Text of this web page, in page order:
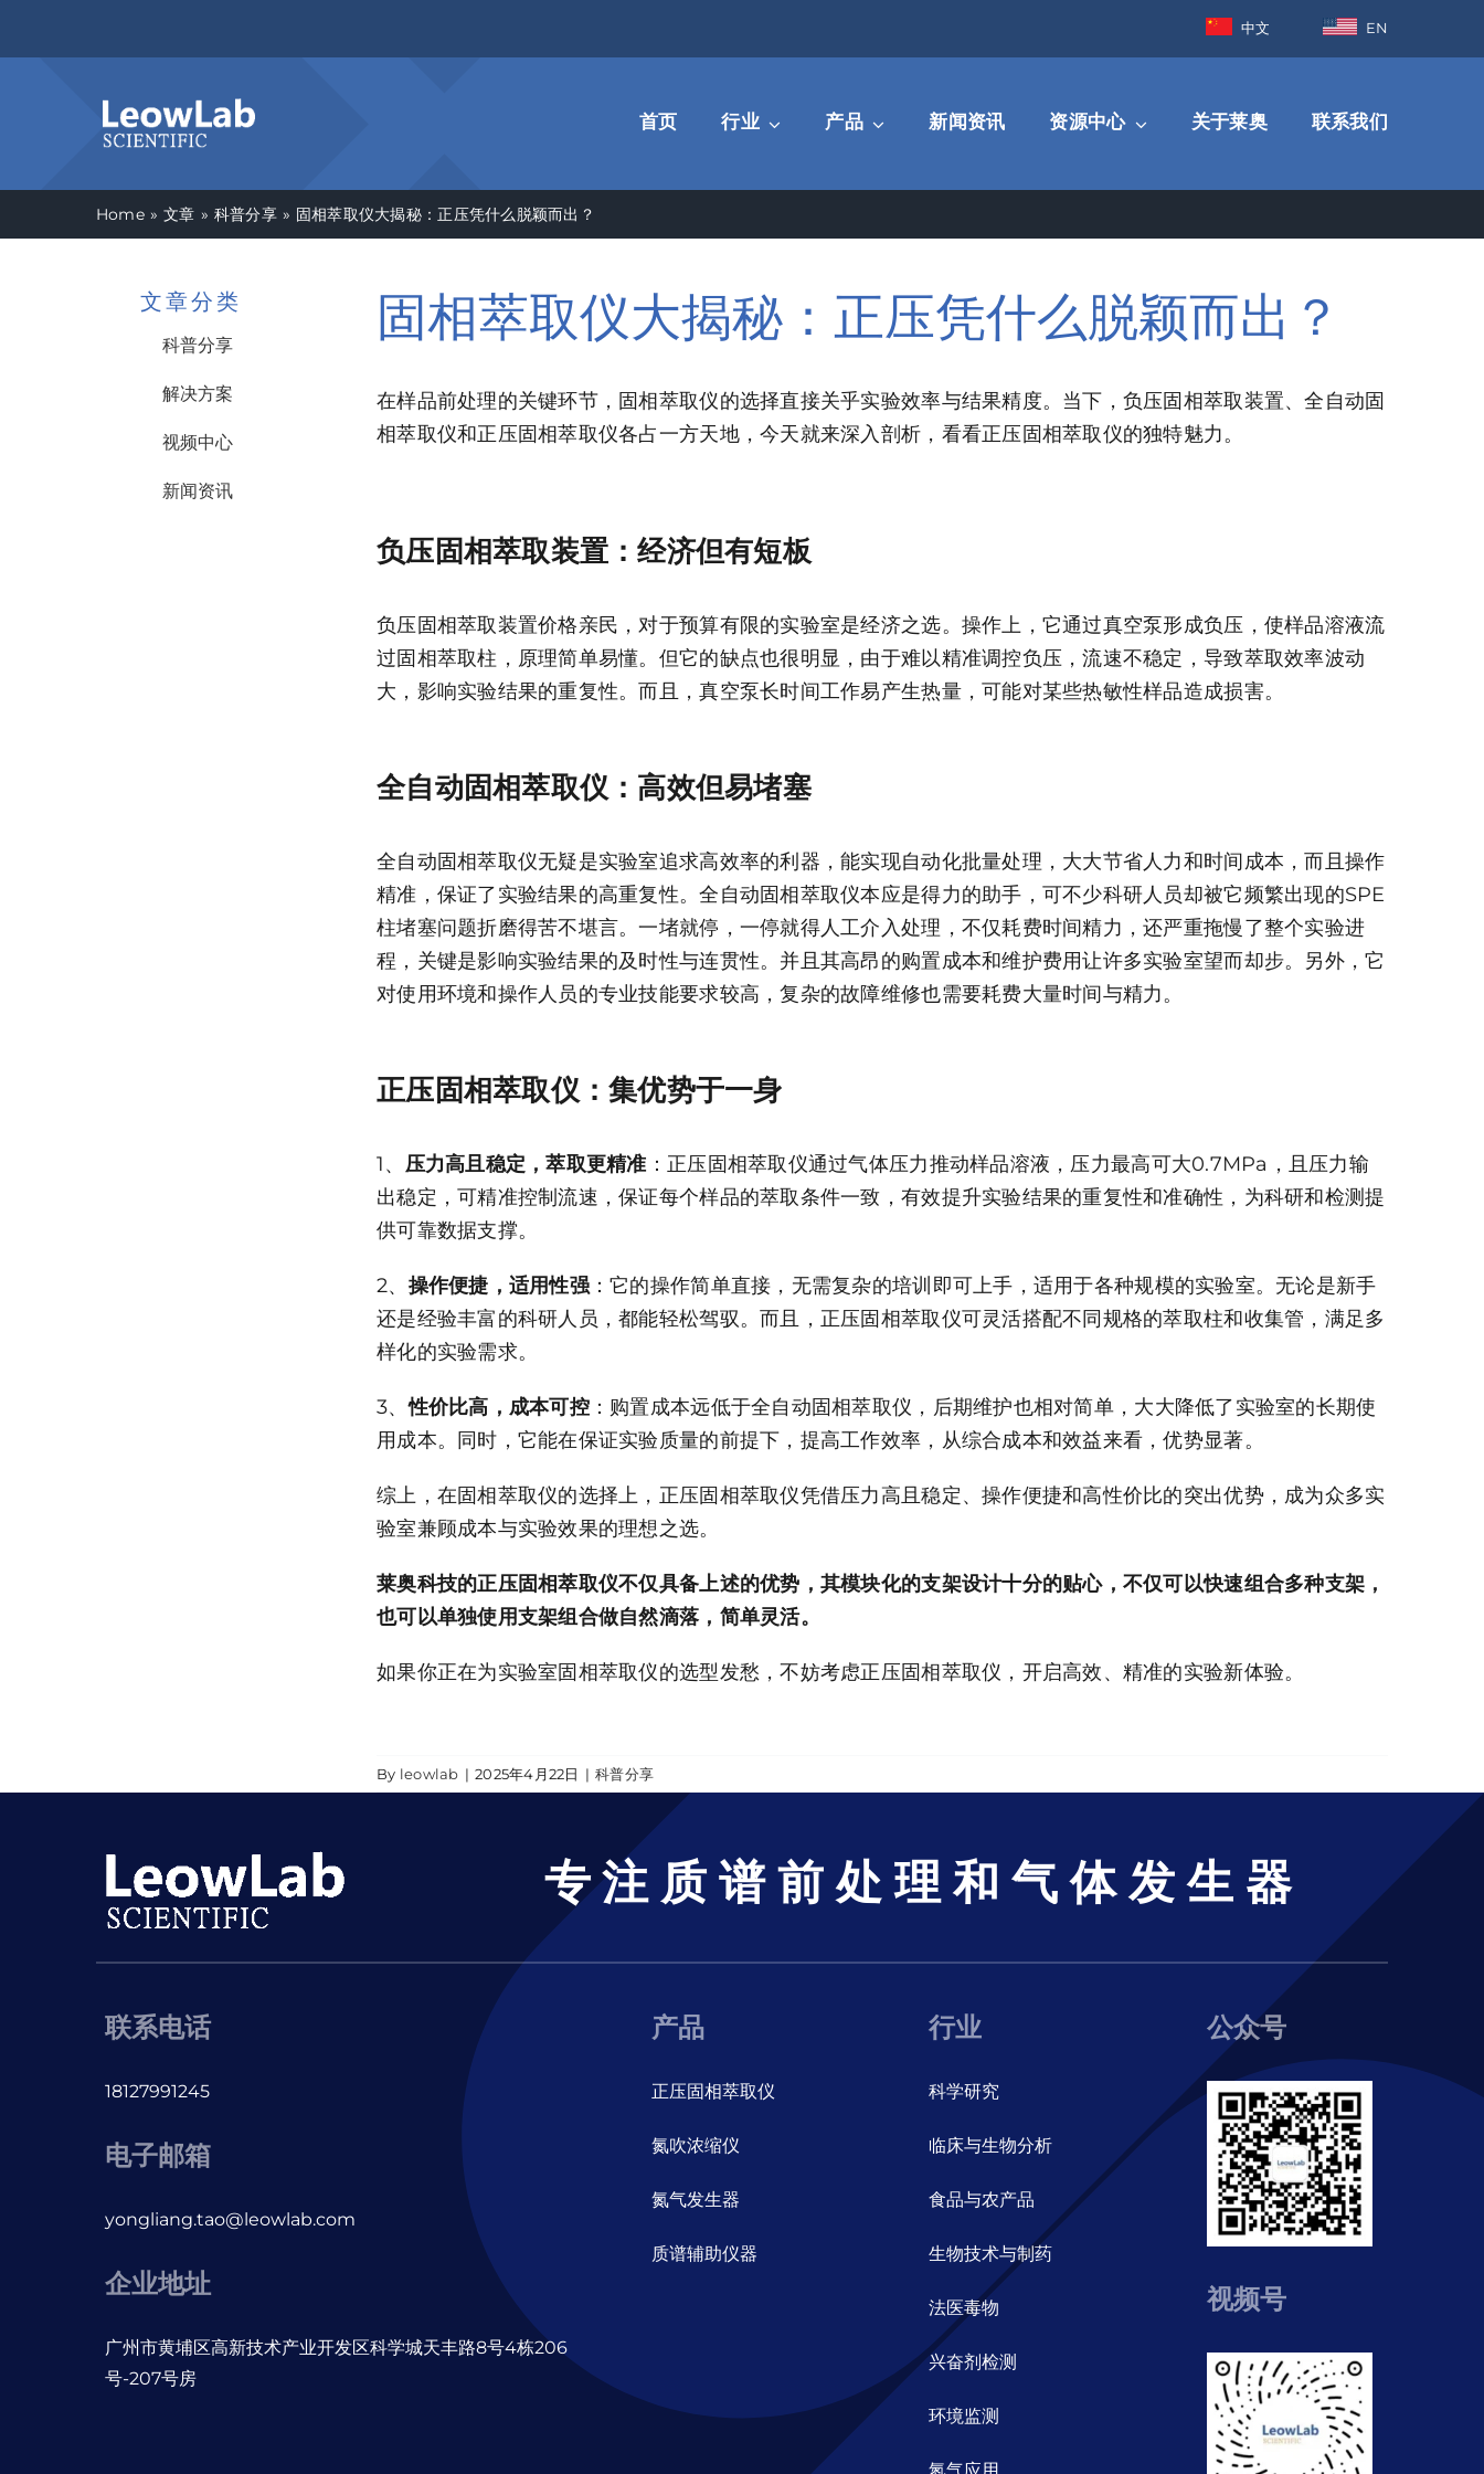
中文 EN
首页 行业 产品 新闻资讯 资源中心 关于莱奥 联系我们
Home 文章 科普分享 固相萃取仪大揭秘：正压凭什么脱颖而出？
固相萃取仪大揭秘：正压凭什么脱颖而出？
在样品前处理的关键环节，固相萃取仪的选择直接关乎实验效率与结果精度。当下，负压固相萃取装置、全自动固
相萃取仪和正压固相萃取仪各占一方天地，今天就来深入剖析，看看正压固相萃取仪的独特魅力。
负压固相萃取装置：经济但有短板
负压固相萃取装置价格亲民，对于预算有限的实验室是经济之选。操作上，它通过真空泵形成负压，使样品溶液流
过固相萃取柱，原理简单易懂。但它的缺点也很明显，由于难以精准调控负压，流速不稳定，导致萃取效率波动
大，影响实验结果的重复性。而且，真空泵长时间工作易产生热量，可能对某些热敏性样品造成损害。
全自动固相萃取仪：高效但易堵塞
全自动固相萃取仪无疑是实验室追求高效率的利器，能实现自动化批量处理，大大节省人力和时间成本，而且操作
精准，保证了实验结果的高重复性。全自动固相萃取仪本应是得力的助手，可不少科研人员却被它频繁出现的SPE
柱堵塞问题折磨得苦不堪言。一堵就停，一停就得人工介入处理，不仅耗费时间精力，还严重拖慢了整个实验进
程，关键是影响实验结果的及时性与连贯性。并且其高昂的购置成本和维护费用让许多实验室望而却步。另外，它
对使用环境和操作人员的专业技能要求较高，复杂的故障维修也需要耗费大量时间与精力。
正压固相萃取仪：集优势于一身
1、 压力高且稳定，萃取更精准：正压固相萃取仪通过气体压力推动样品溶液，压力最高可大0.7MPa，且压力输
出稳定，可精准控制流速，保证每个样品的萃取条件一致，有效提升实验结果的重复性和准确性，为科研和检测提
供可靠数据支撑。
2、 操作便捷，适用性强：它的操作简单直接，无需复杂的培训即可上手，适用于各种规模的实验室。无论是新手
还是经验丰富的科研人员，都能轻松驾驭。而且，正压固相萃取仪可灵活搭配不同规格的萃取柱和收集管，满足多
样化的实验需求。
3、性价比高，成本可控：购置成本远低于全自动固相萃取仪，后期维护也相对简单，大大降低了实验室的长期使
用成本。同时，它能在保证实验质量的前提下，提高工作效率，从综合成本和效益来看，优势显著。
综上，在固相萃取仪的选择上，正压固相萃取仪凭借压力高且稳定、操作便捷和高性价比的突出优势，成为众多实
验室兼顾成本与实验效果的理想之选。
莱奥科技的正压固相萃取仪不仅具备上述的优势，其模块化的支架设计十分的贴心，不仅可以快速组合多种支架，
也可以单独使用支架组合做自然滴落，简单灵活。
如果你正在为实验室固相萃取仪的选型发愁，不妨考虑正压固相萃取仪，开启高效、精准的实验新体验。
By leowlab | 2025年4月22日 | 科普分享
文章分类
科普分享
解决方案
视频中心
新闻资讯
专注质谱前处理和气体发生器
联系电话
18127991245
电子邮箱
yongliang.tao@leowlab.com
企业地址
广州市黄埔区高新技术产业开发区科学城天丰路8号4栋206
号-207号房
产品
正压固相萃取仪
氮吹浓缩仪
氮气发生器
质谱辅助仪器
行业
科学研究
临床与生物分析
食品与农产品
生物技术与制药
法医毒物
兴奋剂检测
环境监测
公众号
视频号